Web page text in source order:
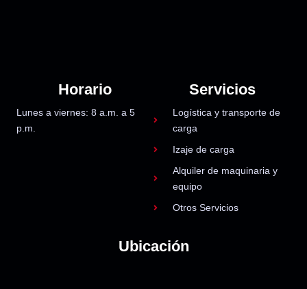
Horario
Lunes a viernes: 8 a.m. a 5
p.m.
Servicios
Logística y transporte de
carga
Izaje de carga
Alquiler de maquinaria y
equipo
Otros Servicios
Ubicación